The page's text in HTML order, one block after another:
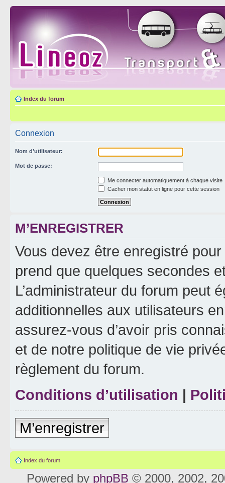
Index du forum
Connexion
Nom d’utilisateur:
Mot de passe:
Me connecter automatiquement à chaque visite
Cacher mon statut en ligne pour cette session
M’ENREGISTRER
Vous devez être enregistré
prend que quelques secondes
L’administrateur du forum peut
additionnelles aux utilisateurs
assurez-vous d’avoir pris
et de notre politique de vie
règlement du forum.
Conditions d’utilisation |
M’enregistrer
Index du forum
Powered by phpBB © 2000, 2002,